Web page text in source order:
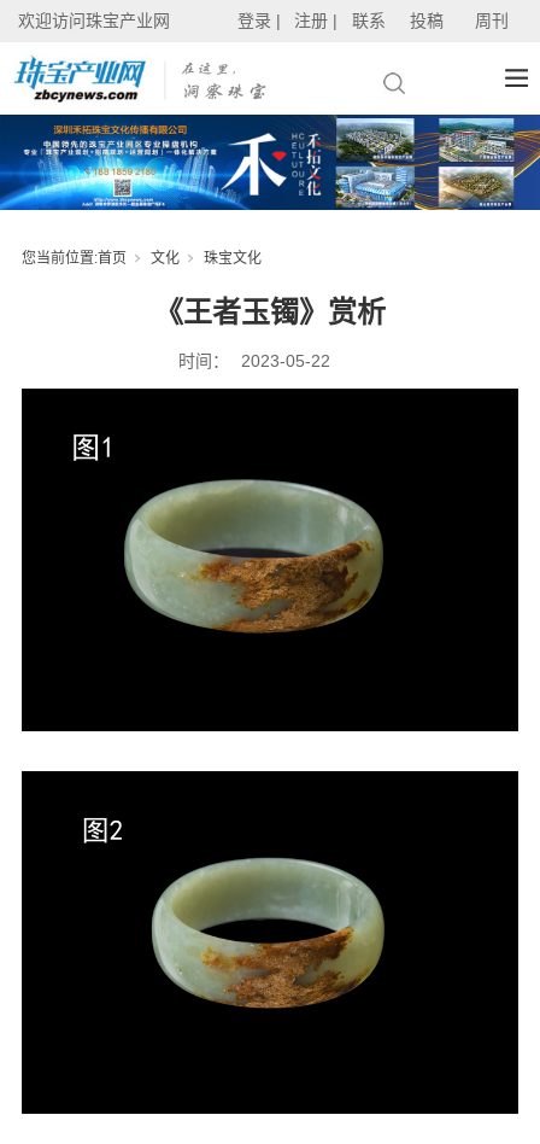
欢迎访问珠宝产业网 登录 | 注册 | 联系 投稿 周刊
您当前位置:首页 文化 珠宝文化
《王者玉镯》赏析
时间： 2023-05-22